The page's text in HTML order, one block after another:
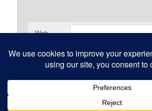
Web
Funciona gracias a WordPress